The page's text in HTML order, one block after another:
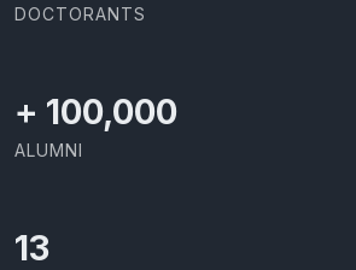
DOCTORANTS
+ 100,000
ALUMNI
13